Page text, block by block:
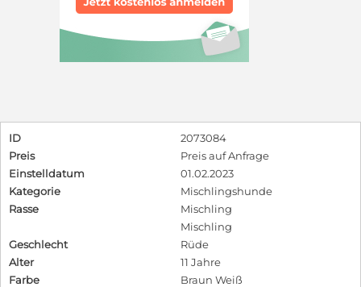
ID
2073084
Preis
Preis auf Anfrage
Einstelldatum
01.02.2023
Kategorie
Mischlingshunde
Rasse
Mischling
Mischling
Geschlecht
Rüde
Alter
11 Jahre
Farbe
Braun Weiß